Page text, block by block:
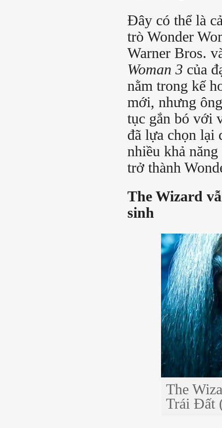
Đây có thể là
trò Wonder
Warner Bros.
Woman 3 của
nằm trong kế
mới, nhưng
tục gắn bó với
đã lựa chọn lại
nhiều khả
trở thành
The Wizard
sinh
The
Trái Đất